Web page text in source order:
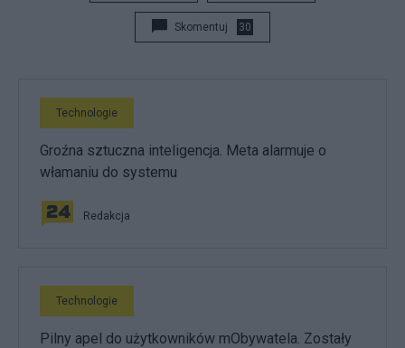
Skomentuj 30
Technologie
Groźna sztuczna inteligencja. Meta alarmuje o
włamaniu do systemu
Redakcja
Technologie
Pilny apel do użytkowników mObywatela. Zostały